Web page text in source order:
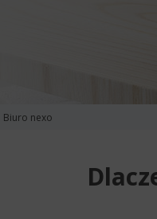
Biuro nexo